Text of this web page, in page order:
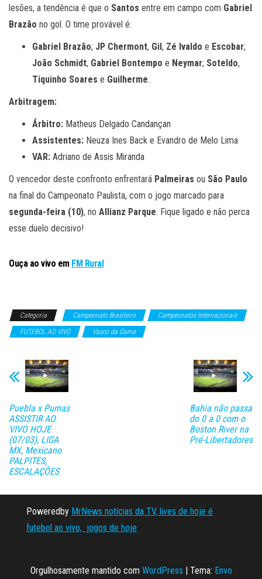
lesões, a tendência é que o Santos entre em campo com Gabriel
Brazão no gol. O time provável é:
Gabriel Brazão; JP Chermont, Gil , Zé Ivaldo e Escobar;
João Schmidt, Gabriel Bontempo e Neymar; Soteldo,
Tiquinho Soares e Guilherme.
Arbitragem:
Árbitro: Matheus Delgado Candançan
Assistentes: Neuza Ines Back e Evandro de Melo Lima
VAR: Adriano de Assis Miranda
O vencedor deste confronto enfrentará Palmeiras ou São Paulo
na final do Campeonato Paulista, com o jogo marcado para
segunda-feira (10), no Allianz Parque. Fique ligado e não perca
esse duelo decisivo!
Ouça ao vivo em FM Rural
Categoria Campeonato Brasileiro
Campeonatos Internacionais
FUTEBOL AO VIVO
Vasco da Gama
Puebla x Pumas
ASSISTIR AO
VIVO HOJE
(07/03), LIGA
MX, Mexicano
PALPITES,
ESCALAÇÕES
Bahia não passa
do 0 a 0 com o
Boston River na
Pré-Libertadores
Poweredby MrNews notícias da TV, lives de hoje é
futebol ao vivo, jogos de hoje
Orgulhosamente mantido com WordPress | Tema: Envo